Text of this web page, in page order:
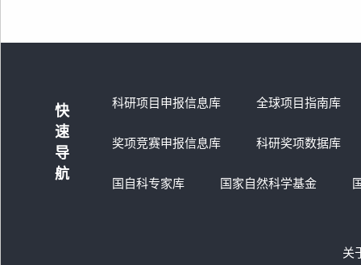
快
速
导
航
科研项目申报信息库 全球项目指南库
奖项竞赛申报信息库 科研奖项数据库
国自科专家库 国家自然科学基金
关